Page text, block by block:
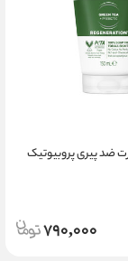
پیری پروبیوتیک
790,000